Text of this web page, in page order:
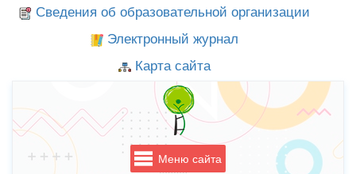
Сведения об образовательной организации
Электронный журнал
Карта сайта
Меню сайта